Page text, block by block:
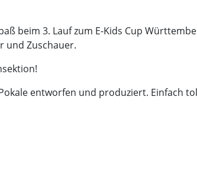
beim 3. Lauf zum E-Kids Cup
und Zuschauer.
entworfen und produziert. Einfach